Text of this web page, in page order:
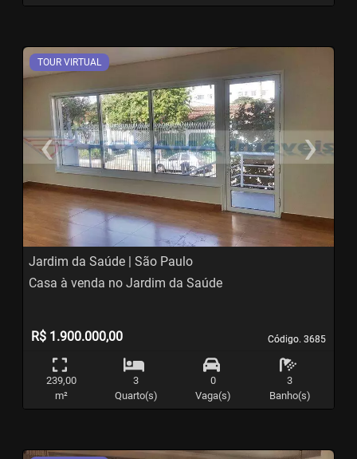
TOUR VIRTUAL
‹
Previous
›
Jardim da Saúde | São Paulo
Código. 3685
Código. 3685
Casa à venda no Jardim da Saúde
R$ 1.900.000,00
239,00
m²
3
Quarto(s)
0
Vaga(s)
3
Banho(s)